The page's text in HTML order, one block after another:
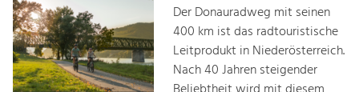
Der Donauradweg mit seinen
400 km ist das radtouristische
Leitprodukt in Niederösterreich.
Nach 40 Jahren steigender